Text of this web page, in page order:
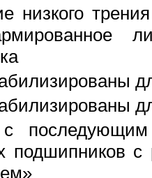
низкого
подшипников